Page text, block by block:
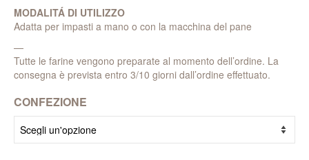
MODALITÁ DI UTILIZZO
Adatta per impasti a mano o con la macchina del pane
—
Tutte le farine vengono preparate al momento dell’ordine. La
consegna è prevista entro 3/10 giorni dall’ordine effettuato.
CONFEZIONE